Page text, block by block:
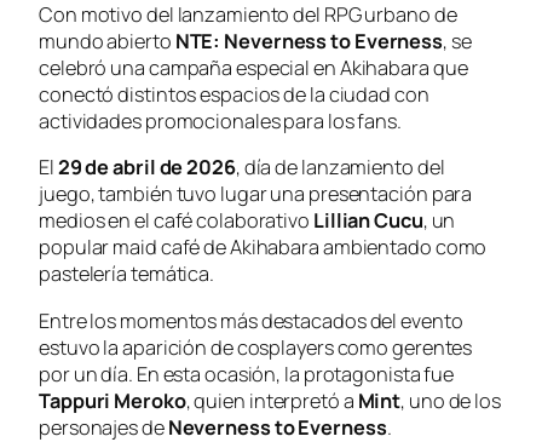
Con motivo del lanzamiento del RPG urbano de
mundo abierto NTE: Neverness to Everness, se
celebró una campaña especial en Akihabara que
conectó distintos espacios de la ciudad con
actividades promocionales para los fans.
El29 de abril de 2026, día de lanzamiento del
juego, también tuvo lugar una presentación para
medios en el café colaborativo Lillian Cucu, un
popular maid café de Akihabara ambientado como
pastelería temática.
Entre los momentos más destacados del evento
estuvo la aparición de cosplayers como gerentes
por un día. En esta ocasión, la protagonista fue
Tappuri Meroko, quien interpretó a Mint, uno de los
personajes deNeverness to Everness.